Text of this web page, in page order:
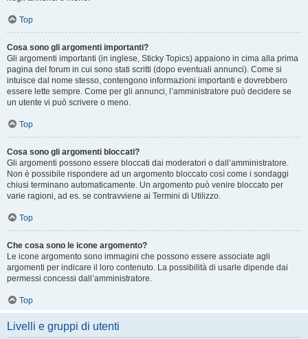
Top
Cosa sono gli argomenti importanti?
Gli argomenti importanti (in inglese, Sticky Topics) appaiono in cima alla prima
pagina del forum in cui sono stati scritti (dopo eventuali annunci). Come si
intuisce dal nome stesso, contengono informazioni importanti e dovrebbero
essere lette sempre. Come per gli annunci, l’amministratore può decidere se
un utente vi può scrivere o meno.
Top
Cosa sono gli argomenti bloccati?
Gli argomenti possono essere bloccati dai moderatori o dall’amministratore.
Non è possibile rispondere ad un argomento bloccato così come i sondaggi
chiusi terminano automaticamente. Un argomento può venire bloccato per
varie ragioni, ad es. se contravviene ai Termini di Utilizzo.
Top
Che cosa sono le icone argomento?
Le icone argomento sono immagini che possono essere associate agli
argomenti per indicare il loro contenuto. La possibilità di usarle dipende dai
permessi concessi dall’amministratore.
Top
Livelli e gruppi di utenti